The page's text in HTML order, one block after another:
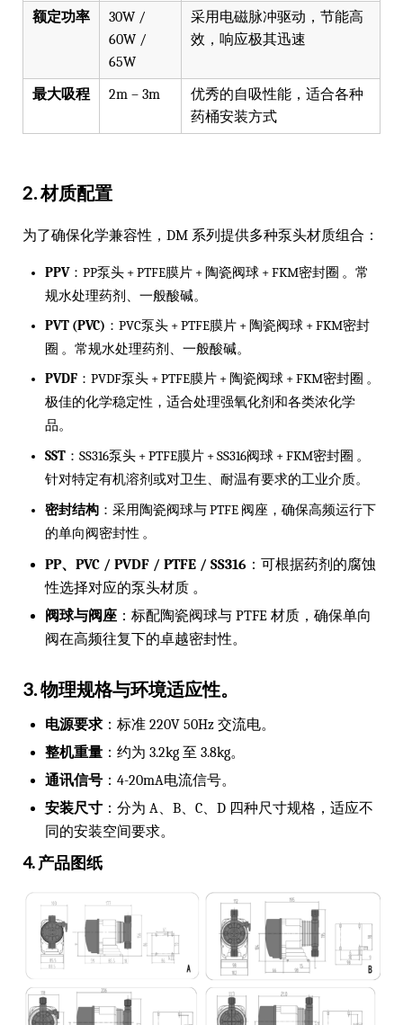
额定功率
30W /
60W /
65W
采用电磁脉冲驱动，节能高
效，响应极其迅速
最大吸程 2m – 3m
优秀的自吸性能，适合各种
药桶安装方式
2. 材质配置
为了确保化学兼容性，DM 系列提供多种泵头材质组合：
PPV：PP泵头 + PTFE膜片 + 陶瓷阀球 + FKM密封圈 。常
规水处理药剂、一般酸碱。
PVT (PVC) ：PVC泵头 + PTFE膜片 + 陶瓷阀球 + FKM密封
圈 。常规水处理药剂、一般酸碱。
PVDF ：PVDF泵头 + PTFE膜片 + 陶瓷阀球 + FKM密封圈 。
极佳的化学稳定性，适合处理强氧化剂和各类浓化学
品。
SST ：SS316泵头 + PTFE膜片 + SS316阀球 + FKM密封圈 。
针对特定有机溶剂或对卫生、耐温有要求的工业介质。
密封结构 ：采用陶瓷阀球与 PTFE 阀座，确保高频运行下
的单向阀密封性 。
PP、PVC / PVDF / PTFE / SS316 ：可根据药剂的腐蚀
性选择对应的泵头材质 。
阀球与阀座 ：标配陶瓷阀球与 PTFE 材质，确保单向
阀在高频往复下的卓越密封性。
3. 物理规格与环境适应性。
电源要求：标准 220V 50Hz 交流电。
整机重量 ：约为 3.2kg 至 3.8kg。
通讯信号 ：4-20mA电流信号。
安装尺寸 ：分为 A、B、C、D 四种尺寸规格，适应不
同的安装空间要求。
4. 产品图纸